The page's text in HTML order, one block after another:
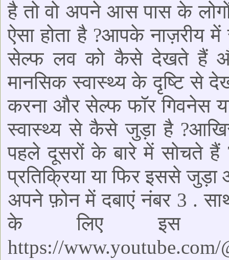
है तो वो अपने आस पास के
ऐसा होता है ?आपके नाज़रीय
सेल्फ लव को कैसे देखते हैं
मानसिक स्वास्थ्य के दृष्टि से
करना और सेल्फ फॉर गिवनेस
स्वास्थ्य से कैसे जुड़ा है
पहले दूसरों के बारे में सोचते हैं
प्रतिक्रिया या फिर इससे
अपने फ़ोन में दबाएं नंबर 3 .
के लिए इस
https://www.youtube.com/